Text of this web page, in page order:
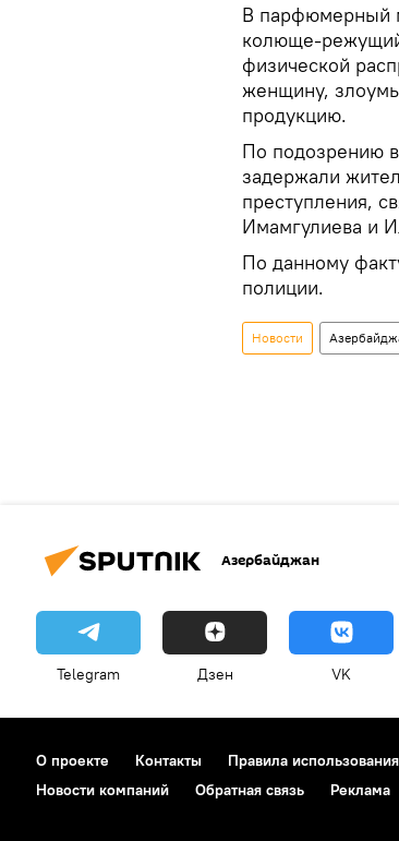
В парфюмерный
колюще-режущий
физической
женщину,
продукцию.
По подозрению
задержали
преступления,
Имамгулиева и
По данному
полиции.
Новости
Азербайджан
Telegram Дзен VK
О проекте Контакты Правила использования
Новости компаний
Обратная связь Реклама